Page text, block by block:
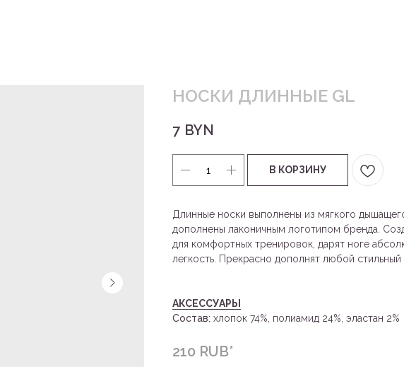
НОСКИ ДЛИННЫЕ GL
7 BYN
В КОРЗИНУ
Длинные носки выполнены из мягкого
дополнены лаконичным логотипом бренда.
для комфортных тренировок, дарят ноге
легкость. Прекрасно дополнят любой стильный
АКСЕССУАРЫ
Состав: хлопок 74%, полиамид 24%, эластан 2%
210 RUB*